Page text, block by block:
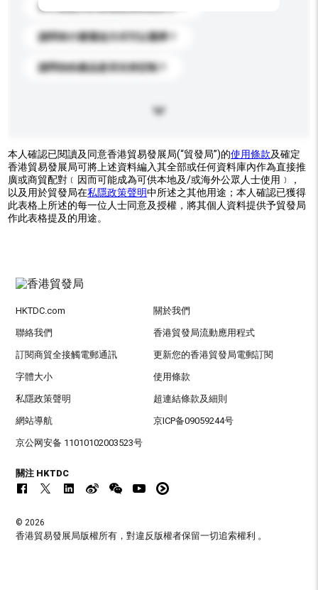
你們能提供的最優惠價格是多少？
請問有什麼運送方式可以選擇？
請問你的產品是否支持定制？
本人確認已閱讀及同意香港貿易發展局(“貿發局”)的使用條款及確定
香港貿易發展局可將上述資料編入其全部或任何資料庫內作為直接推
廣或商貿配對﹝因而可能成為可供本地及/或海外公眾人士使用﹞，
以及用於貿發局在私隱政策聲明中所述之其他用途；本人確認已獲得
此表格上所述的每一位人士同意及授權，將其個人資料提供予貿發局
作此表格提及的用途。
HKTDC.com 關於我們
聯絡我們 香港貿發局流動應用程式
訂閱商貿全接觸電郵通訊 更新您的香港貿發局電郵訂閱
字體大小 使用條款
私隱政策聲明 超連結條款及細則
網站導航 京ICP备09059244号
京公网安备 11010102003523号
關注 HKTDC
© 2026
香港貿易發展局版權所有，對違反版權者保留一切追索權利 。